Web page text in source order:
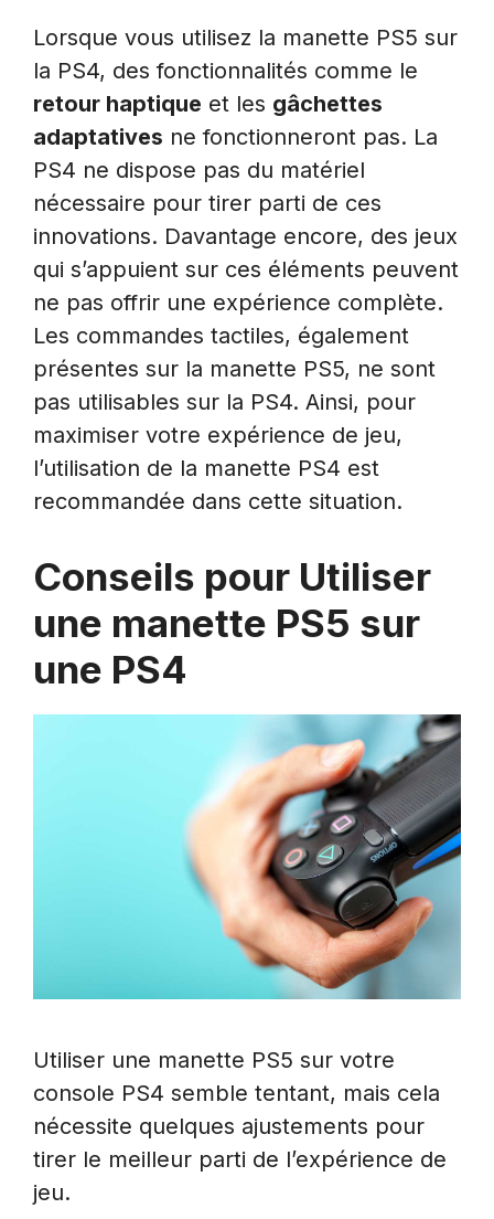
Lorsque vous utilisez la manette PS5 sur
la PS4, des fonctionnalités comme le
retour haptique et les gâchettes
adaptatives ne fonctionneront pas. La
PS4 ne dispose pas du matériel
nécessaire pour tirer parti de ces
innovations. Davantage encore, des jeux
qui s’appuient sur ces éléments peuvent
ne pas offrir une expérience complète.
Les commandes tactiles, également
présentes sur la manette PS5, ne sont
pas utilisables sur la PS4. Ainsi, pour
maximiser votre expérience de jeu,
l’utilisation de la manette PS4 est
recommandée dans cette situation.
Conseils pour Utiliser
une manette PS5 sur
une PS4
Utiliser une manette PS5 sur votre
console PS4 semble tentant, mais cela
nécessite quelques ajustements pour
tirer le meilleur parti de l’expérience de
jeu.